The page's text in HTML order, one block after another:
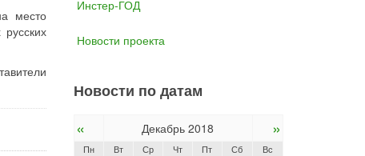
место
Инстер-ГОД
Новости проекта
Новости по датам
« Декабрь 2018 »
Пн Вт Ср Чт Пт Сб Вс